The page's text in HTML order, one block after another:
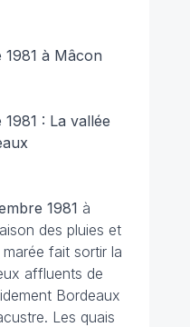
à Mâcon
: La vallée
1981 à
des pluies et
fait sortir la
affluents de
Bordeaux
Les quais